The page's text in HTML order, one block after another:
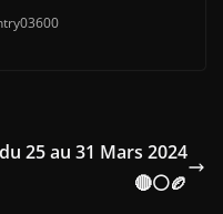
25 au 31 Mars 2024
🔴⚪🏉